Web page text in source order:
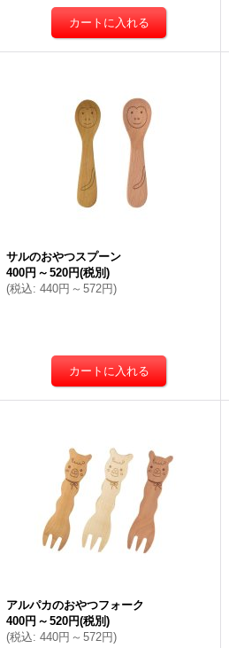
サルのおやつスプーン
400円 ～ 520円(税別)
(税込: 440円 ～ 572円)
アルパカのおやつフォーク
400円 ～ 520円(税別)
(税込: 440円 ～ 572円)